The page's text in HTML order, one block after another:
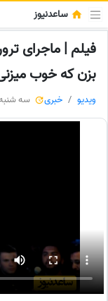
ساعدنیوز
فیلم | ماجرای
بزن که خوب
ویدیو خبری سه شنبه، 29 اردیبهشت